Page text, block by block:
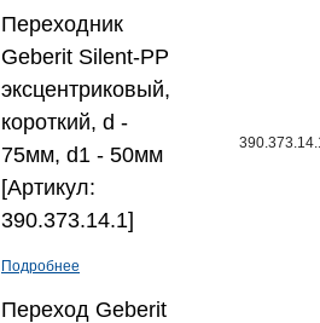
Переходник
Geberit Silent-PP
эксцентриковый,
короткий, d -
75мм, d1 - 50мм
[Артикул:
390.373.14.1]
Подробнее
Переход Geberit